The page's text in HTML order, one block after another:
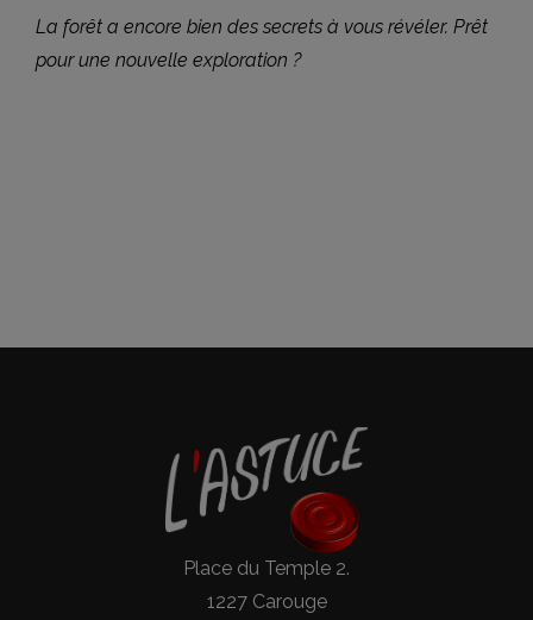
La forêt a encore bien des secrets à vous révéler. Prêt
pour une nouvelle exploration ?
Place du Temple 2.
1227 Carouge